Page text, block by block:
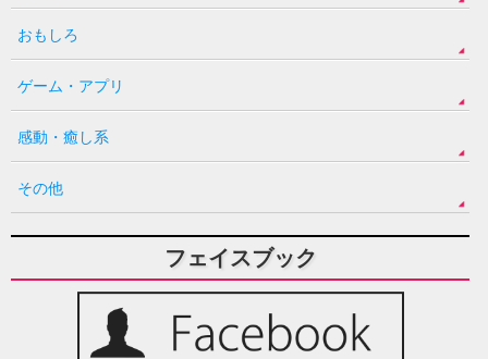
おもしろ
ゲーム・アプリ
感動・癒し系
その他
フェイスブック